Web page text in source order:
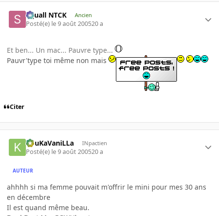
Squall NTCK Ancien
Posté(e) le 9 août 200520 a
Et ben... Un mac... Pauvre type...
Pauvr'type toi même non mais
Citer
KouKaVaniLLa INpactien
Posté(e) le 9 août 200520 a
AUTEUR
ahhhh si ma femme pouvait m'offrir le mini pour mes 30 ans
en décembre
Il est quand même beau.